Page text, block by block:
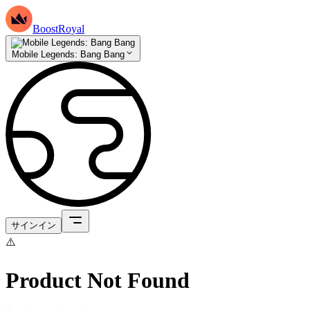
BoostRoyal
Mobile Legends: Bang Bang
サインイン
⚠️
Product Not Found